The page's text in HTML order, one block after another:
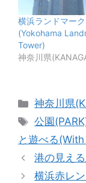
横浜ランドマー
(Yokohama
Tower)
神奈川県
カ
テ
リ
ー
神奈川県
タ
グ
公園
と遊べる
港の見え
横浜赤レ